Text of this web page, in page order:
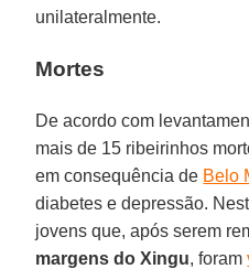
unilateralmente.
Mortes
De acordo com
mais de 15 ribeirinhos
em consequência de Belo
diabetes e depressão.
jovens que, após serem
margens do Xingu, foram